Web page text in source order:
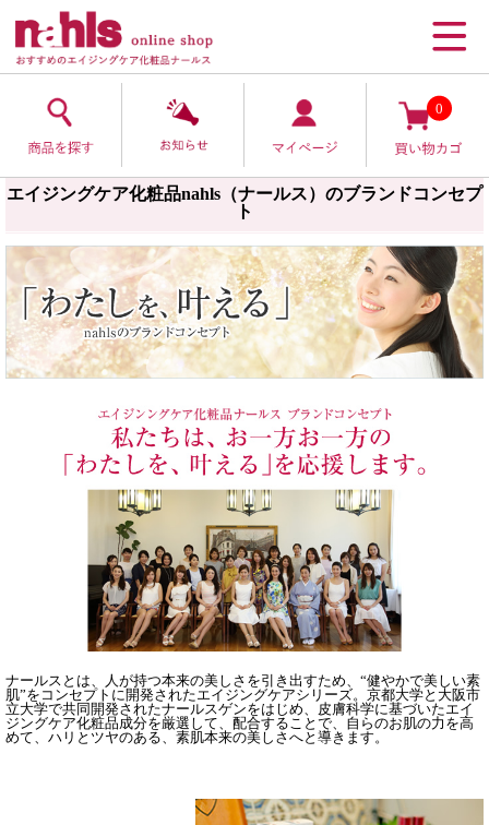
0
エイジングケア化粧品nahls（ナールス）のブランドコンセプ
ト
ナールスとは、人が持つ本来の美しさを引き出すため、“健やかで美しい素
肌”をコンセプトに開発されたエイジングケアシリーズ。京都大学と大阪市
立大学で共同開発されたナールスゲンをはじめ、皮膚科学に基づいたエイ
ジングケア化粧品成分を厳選して、配合することで、自らのお肌の力を高
めて、ハリとツヤのある、素肌本来の美しさへと導きます。